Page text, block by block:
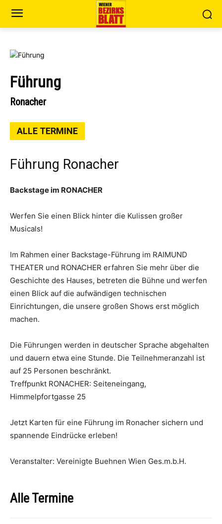
Führung
Ronacher
ALLE TERMINE
Führung Ronacher
Backstage im RONACHER
Werfen Sie einen Blick hinter die Kulissen großer
Musicals!
Im Rahmen einer Backstage-Führung im RAIMUND
THEATER und RONACHER erfahren Sie mehr über die
Geschichte des Hauses, betreten die Bühne und werfen
einen Blick auf die aufwändigen technischen
Einrichtungen, die unsere großen Shows erst möglich
machen.
Die Führungen werden in deutscher Sprache abgehalten
und dauern etwa eine Stunde. Die Teilnehmeranzahl ist
auf 25 Personen beschränkt.
Treffpunkt RONACHER: Seiteneingang,
Himmelpfortgasse 25
Jetzt Karten für eine Führung im Ronacher sichern und
spannende Eindrücke erleben!
Veranstalter: Vereinigte Buehnen Wien Ges.m.b.H.
Alle Termine